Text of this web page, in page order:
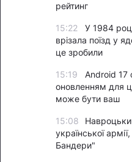
рейтинг
15:22
У 1984
врізала поїзд у
це зробили
15:19
Android 17
оновленням для
може бути ваш
15:08
української
Бандери"